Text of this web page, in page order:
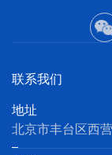
联系我们
地址
北京市丰台区西